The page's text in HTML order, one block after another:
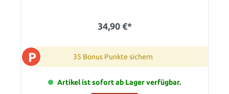
34,90 €*
P 35 Bonus Punkte sichern
Artikel ist sofort ab Lager verfügbar.